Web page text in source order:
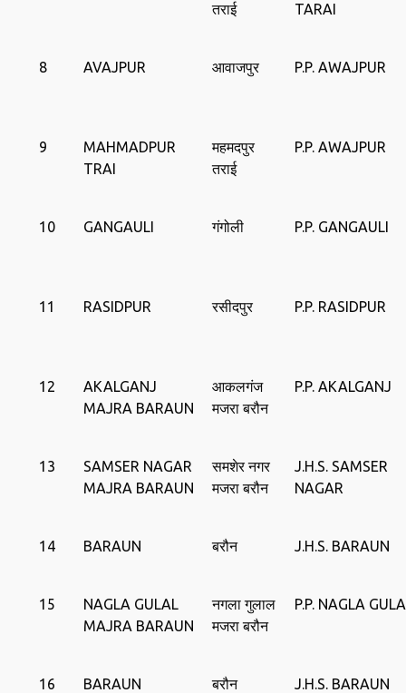
तराई
TARAI
8 AVAJPUR आवाजपुर P.P. AWAJPUR
9
MAHMADPUR
TRAI
महमदपुर
तराई
P.P. AWAJPUR
10 GANGAULI गंगोली P.P. GANGAULI
11 RASIDPUR रसीदपुर P.P. RASIDPUR
12
AKALGANJ
MAJRA BARAUN
आकलगंज
मजरा बरौन
P.P. AKALGANJ
13
SAMSER NAGAR
MAJRA BARAUN
समशेर नगर
मजरा बरौन
J.H.S. SAMSER
NAGAR
14 BARAUN बरौन J.H.S. BARAUN
15
NAGLA GULAL
MAJRA BARAUN
नगला गुलाल
मजरा बरौन
P.P. NAGLA
16 BARAUN बरौन J.H.S. BARAUN